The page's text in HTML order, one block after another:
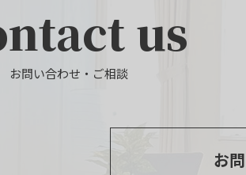
us
お問い合わせ・ご相談
お